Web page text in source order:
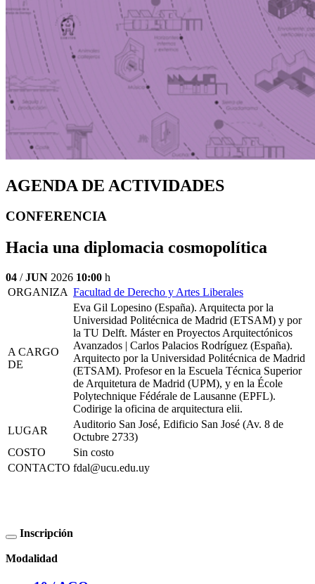
AGENDA DE ACTIVIDADES
CONFERENCIA
Hacia una diplomacia cosmopolítica
04 /JUN 2026 10:00 h
ORGANIZA Facultad de Derecho y Artes Liberales
A CARGO
DE
Eva Gil Lopesino (España). Arquitecta por la
Universidad Politécnica de Madrid (ETSAM) y por
la TU Delft. Máster en Proyectos Arquitectónicos
Avanzados | Carlos Palacios Rodríguez (España).
Arquitecto por la Universidad Politécnica de Madrid
(ETSAM). Profesor en la Escuela Técnica Superior
de Arquitetura de Madrid (UPM), y en la École
Polytechnique Fédérale de Lausanne (EPFL).
Codirige la oficina de arquitectura elii.
LUGAR
Auditorio San José, Edificio San José (Av. 8 de
Octubre 2733)
COSTO
Sin costo
CONTACTO fdal@ucu.edu.uy
Inscripción
Modalidad